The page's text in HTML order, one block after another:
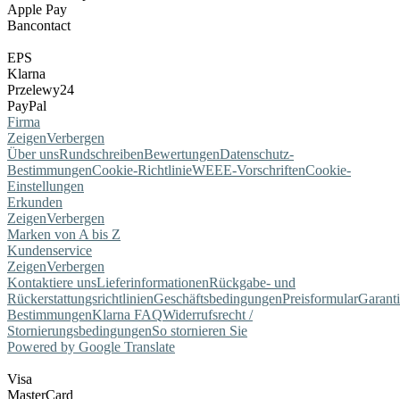
Apple Pay
Bancontact
EPS
Klarna
Przelewy24
PayPal
Firma
ZeigenVerbergen
Über unsRundschreibenBewertungenDatenschutz-
BestimmungenCookie-RichtlinieWEEE-VorschriftenCookie-
Einstellungen
Erkunden
ZeigenVerbergen
Marken von A bis Z
Kundenservice
ZeigenVerbergen
Kontaktiere unsLieferinformationenRückgabe- und
RückerstattungsrichtlinienGeschäftsbedingungenPreisformular
BestimmungenKlarna FAQWiderrufsrecht /
StornierungsbedingungenSo stornieren Sie
Powered by Google Translate
Visa
MasterCard